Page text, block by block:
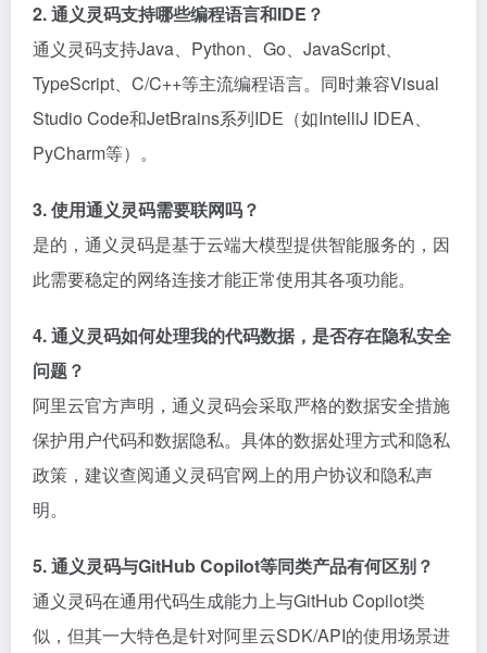
2. 通义灵码支持哪些编程语言和IDE？
通义灵码支持Java、Python、Go、JavaScript、
TypeScript、C/C++等主流编程语言。同时兼容Visual
Studio Code和JetBrains系列IDE（如IntelliJ IDEA、
PyCharm等）。
3. 使用通义灵码需要联网吗？
是的，通义灵码是基于云端大模型提供智能服务的，因
此需要稳定的网络连接才能正常使用其各项功能。
4. 通义灵码如何处理我的代码数据，是否存在隐私安全
问题？
阿里云官方声明，通义灵码会采取严格的数据安全措施
保护用户代码和数据隐私。具体的数据处理方式和隐私
政策，建议查阅通义灵码官网上的用户协议和隐私声
明。
5. 通义灵码与GitHub Copilot等同类产品有何区别？
通义灵码在通用代码生成能力上与GitHub Copilot类
似，但其一大特色是针对阿里云SDK/API的使用场景进